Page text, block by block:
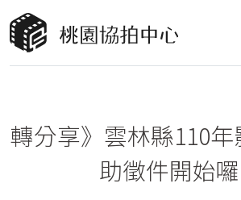
轉分享》雲林縣110
助徵件開始囉